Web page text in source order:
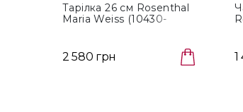
Тарілка 26 см Rosenthal
Maria Weiss (10430-
2 580 грн 1